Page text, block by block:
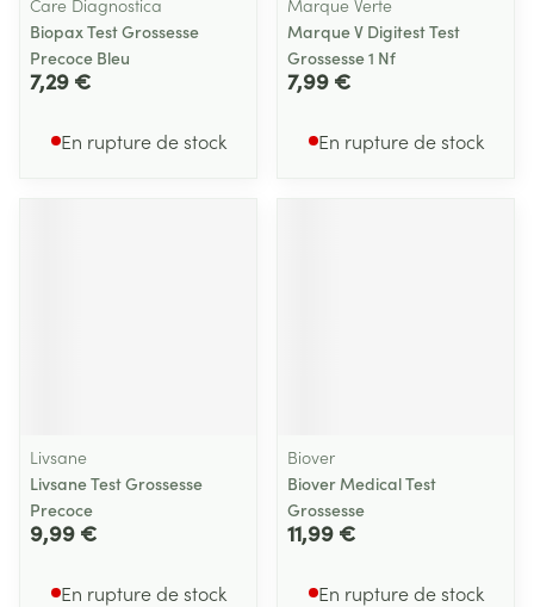
Care Diagnostica
Biopax Test Grossesse
Precoce Bleu
7,29 €
En rupture de stock
Marque Verte
Marque V Digitest Test
Grossesse 1 Nf
7,99 €
En rupture de stock
Livsane
Livsane Test Grossesse
Precoce
9,99 €
En rupture de stock
Biover
Biover Medical Test
Grossesse
11,99 €
En rupture de stock